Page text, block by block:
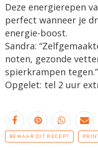
Deze energierepen
perfect wanneer je
energie-boost.
Sandra:
noten, gezonde
spierkrampen tegen.”
Opgelet: tel 2 uur
BEWAAR DIT RECEPT